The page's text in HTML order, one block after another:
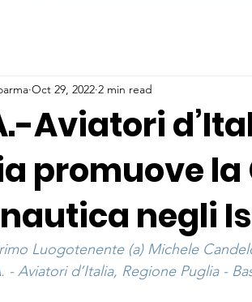
Aviatori
promuove
negli
Oct 29, 2022 2 min read
Luogotenente (a) Michele
- Aviatori d’Italia, Regione Puglia -